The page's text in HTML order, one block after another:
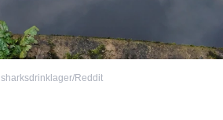
sharksdrinklager/Reddit